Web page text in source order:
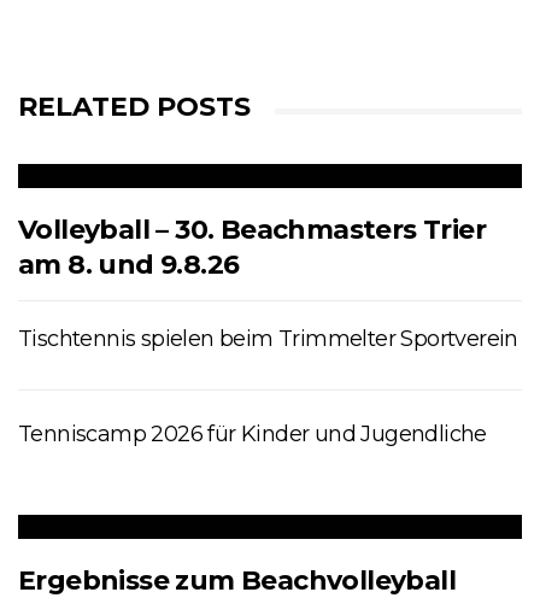
RELATED POSTS
Volleyball – 30. Beachmasters Trier
am 8. und 9.8.26
Tischtennis spielen beim Trimmelter Sportverein
Tenniscamp 2026 für Kinder und Jugendliche
Ergebnisse zum Beachvolleyball